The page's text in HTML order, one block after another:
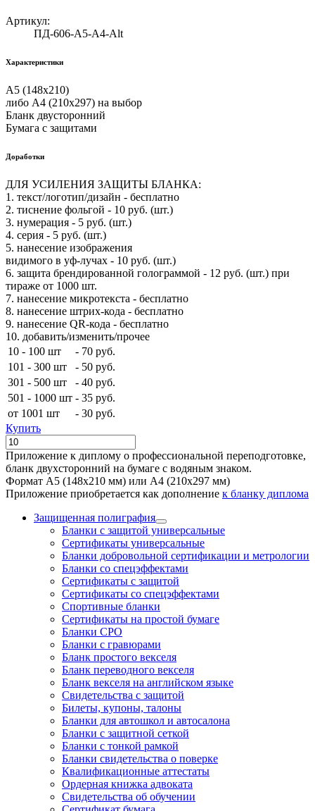
Артикул:
ПД-606-А5-А4-Alt
Характеристики
А5 (148х210)
либо А4 (210х297) на выбор
Бланк двусторонний
Бумага с защитами
Доработки
ДЛЯ УСИЛЕНИЯ ЗАЩИТЫ БЛАНКА:
1. текст/логотип/дизайн - бесплатно
2. тиснение фольгой - 10 руб. (шт.)
3. нумерация - 5 руб. (шт.)
4. серия - 5 руб. (шт.)
5. нанесение изображения
видимого в уф-лучах - 10 руб. (шт.)
6. защита брендированной голограммой - 12 руб. (шт.) при
тираже от 1000 шт.
7. нанесение микротекста - бесплатно
8. нанесение штрих-кода - бесплатно
9. нанесение QR-кода - бесплатно
10. добавить/изменить/прочее
10 - 100 шт
- 70 руб.
101 - 300 шт
- 50 руб.
301 - 500 шт
- 40 руб.
501 - 1000 шт - 35 руб.
от 1001 шт
- 30 руб.
Купить
Приложение к диплому о профессиональной переподготовке,
бланк двухсторонний на бумаге с водяным знаком.
Формат А5 (148х210 мм) или А4 (210х297 мм)
Приложение приобретается как дополнение к бланку диплома
Защищенная полиграфия
Бланки с защитой универсальные
Сертификаты универсальные
Бланки добровольной сертификации и метрологии
Бланки со спецэффектами
Сертификаты с защитой
Сертификаты со спецэффектами
Спортивные бланки
Cертификаты на простой бумаге
Бланки СРО
Бланки с гравюрами
Бланк простого векселя
Бланк переводного векселя
Бланк векселя на английском языке
Свидетельства с защитой
Билеты, купоны, талоны
Бланки для автошкол и автосалона
Бланки с защитной сеткой
Бланки с тонкой рамкой
Бланки свидетельства о поверке
Квалификационные аттестаты
Ордерная книжка адвоката
Свидетельства об обучении